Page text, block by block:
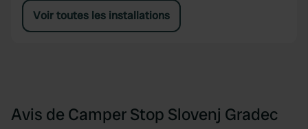
Voir toutes les installations
Avis de Camper Stop Slovenj Gradec